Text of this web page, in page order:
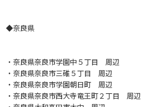
◆奈良県
・奈良県奈良市学園中５丁目 周辺
・奈良県奈良市三碓５丁目 周辺
・奈良県奈良市学園朝日町 周辺
・奈良県奈良市西大寺竜王町２丁目 周辺